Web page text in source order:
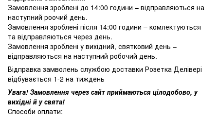
Замовлення зроблені до 14:00 години – відправляються на
наступний роочий день.
Замовлення зроблені після 14:00 години – комлектуються
та відправляються через день.
Замовлення зроблені у вихідний, святковий день –
відправляються на наступний робочий день.
Відправка замволень службою доставки Розетка Делівері
відбувається 1-2 на тиждень
Увага! Замовлення через сайт приймаються цілодобово, у
вихідні й у свята!
Способи оплати: